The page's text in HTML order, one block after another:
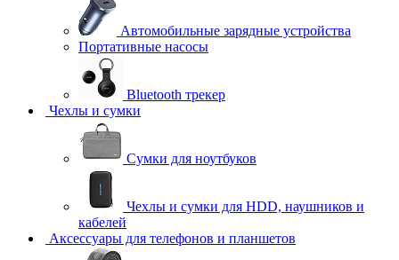
Автомобильные зарядные устройства
Портативные насосы
Bluetooth трекер
Чехлы и сумки
Сумки для ноутбуков
Чехлы и сумки для HDD, наушников и
кабелей
Аксессуары для телефонов и планшетов